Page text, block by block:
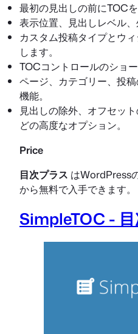
最初の見出しの前にTOC
表示位置、見出しレベル、
カスタム投稿タイプとウ
します。
TOCコントロールのショ
ページ、カテゴリー、投
機能。
見出しの除外、オフセッ
どの高度なオプション。
Price
目次プラス はWordPress
から無料で入手できます。
SimpleTOC -